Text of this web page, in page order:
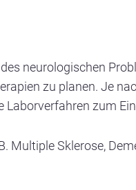
neurologischen
zu planen. Je
zum
Multiple Sklerose,